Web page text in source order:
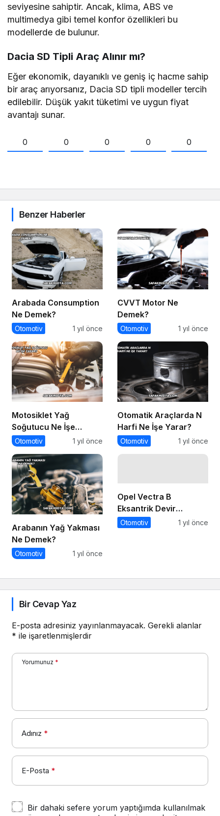
seviyesine sahiptir. Ancak, klima, ABS ve
multimedya gibi temel konfor özellikleri bu
modellerde de bulunur.
Dacia SD Tipli Araç Alınır mı?
Eğer ekonomik, dayanıklı ve geniş iç hacme sahip
bir araç arıyorsanız, Dacia SD tipli modeller tercih
edilebilir. Düşük yakıt tüketimi ve uygun fiyat
avantajı sunar.
0 0 0 0 0
Benzer Haberler
Arabada Consumption
Ne Demek?
Otomotiv 1 yıl önce
CVVT Motor Ne
Demek?
Otomotiv 1 yıl önce
Motosiklet Yağ
Soğutucu Ne İşe
Yarar?
Otomotiv 1 yıl önce
Otomatik Araçlarda N
Harfi Ne İşe Yarar?
Otomotiv 1 yıl önce
Arabanın Yağ Yakması
Ne Demek?
Otomotiv 1 yıl önce
Opel Vectra B
Eksantrik Devir
Sensörü Ne İşe Yarar?
Otomotiv 1 yıl önce
Bir Cevap Yaz
E-posta adresiniz yayınlanmayacak. Gerekli alanlar
* ile işaretlenmişlerdir
Yorumunuz *
Adınız *
E-Posta *
Bir dahaki sefere yorum yaptığımda kullanılmak